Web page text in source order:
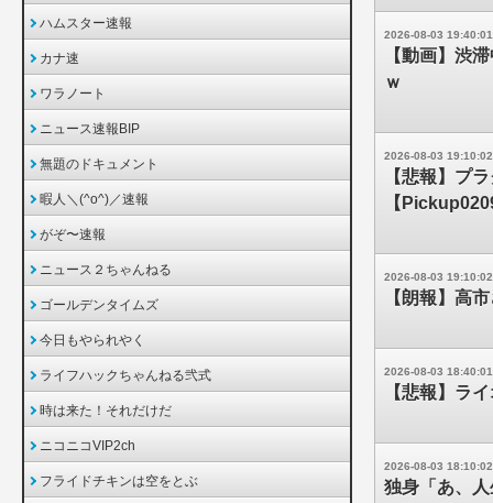
2026-08-03 19:40:01
【動画】渋
ｗ
2026-08-03 19:10:02
【悲報】プ
【
2026-08-03 19:10:02
【朗報】高
2026-08-03 18:40:01
【悲報】ラ
2026-08-03 18:10:02
独身「あ、
ハムスター速報
カナ速
ワラノート
ニュース速報BIP
無題のドキュメント
暇人＼(^o^)／速報
がぞ〜速報
ニュース２ちゃんねる
ゴールデンタイムズ
今日もやられやく
ライフハックちゃんねる弐式
時は来た！それだけだ
ニコニコVIP2ch
フライドチキンは空をとぶ